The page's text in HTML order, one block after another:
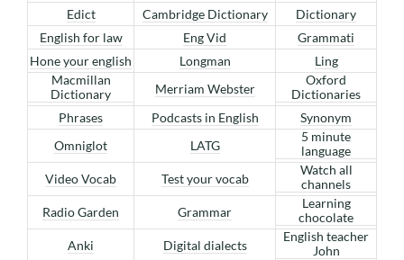
Edict
Cambridge Dictionary
Dictionary
English for law
Eng Vid
Grammati
Hone your english
Longman
Ling
Macmillan
Dictionary
Merriam Webster
Oxford
Dictionaries
Phrases
Podcasts in English
Synonym
Omniglot
LATG
5 minute
language
Video Vocab
Test your vocab
Watch all
channels
Radio Garden
Grammar
Learning
chocolate
Anki
Digital dialects
English teacher
John